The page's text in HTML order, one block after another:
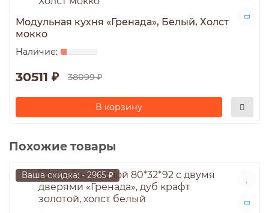
Модульная кухня «Гренада», Белый, Холст
мокко
30511 ₽ 38099 ₽
В корзину
Похожие товары
Ваша скидка: - 2965 ₽